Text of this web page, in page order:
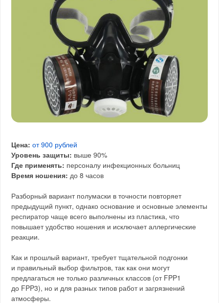
Цена: от 900 рублей
Уровень защиты: выше 90%
Где применять: персоналу инфекционных больниц
Время ношения: до 8 часов
Разборный вариант полумаски в точности повторяет
предыдущий пункт, однако основание и основные элементы
респиратор чаще всего выполнены из пластика, что
повышает удобство ношения и исключает аллергические
реакции.
Как и прошлый вариант, требует тщательной подгонки
и правильный выбор фильтров, так как они могут
предлагаться не только различных классов (от FPP1
до FPP3), но и для разных типов работ и загрязнений
атмосферы.